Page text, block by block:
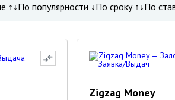
↑↓По популярности ↓По сроку ↑↓По
Zigzag Money